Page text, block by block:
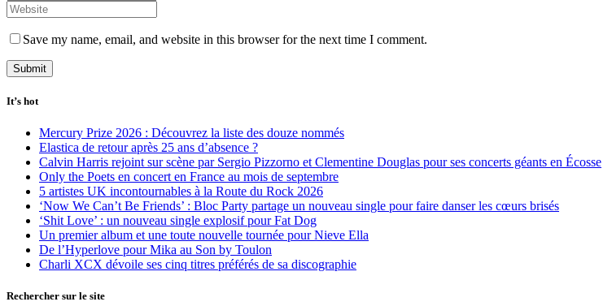
Save my name, email, and website in this browser for the next time I comment.
It’s hot
Mercury Prize 2026 : Découvrez la liste des douze nommés
Elastica de retour après 25 ans d’absence ?
Calvin Harris rejoint sur scène par Sergio Pizzorno et Clementine Douglas pour ses concerts géants en Écosse
Only the Poets en concert en France au mois de septembre
5 artistes UK incontournables à la Route du Rock 2026
‘Now We Can’t Be Friends’ : Bloc Party partage un nouveau single pour faire danser les cœurs brisés
‘Shit Love’ : un nouveau single explosif pour Fat Dog
Un premier album et une toute nouvelle tournée pour Nieve Ella
De l’Hyperlove pour Mika au Son by Toulon
Charli XCX dévoile ses cinq titres préférés de sa discographie
Rechercher sur le site